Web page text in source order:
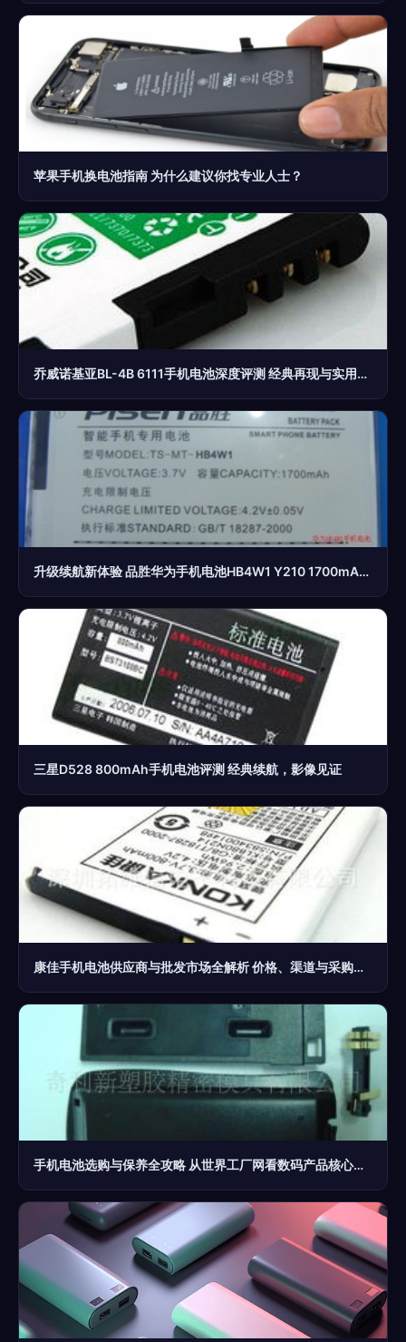
苹果手机换电池指南 为什么建议你找专业人士？
乔威诺基亚BL-4B 6111手机电池深度评测 经典再现与实用技巧指南
升级续航新体验 品胜华为手机电池HB4W1 Y210 1700mAh 移动电源级实用性分析
三星D528 800mAh手机电池评测 经典续航，影像见证
康佳手机电池供应商与批发市场全解析 价格、渠道与采购指南
手机电池选购与保养全攻略 从世界工厂网看数码产品核心配件